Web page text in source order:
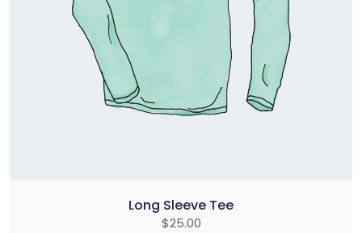
Long Sleeve Tee
$25.00